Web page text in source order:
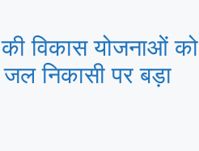
विकास योजनाओं को
निकासी पर बड़ा